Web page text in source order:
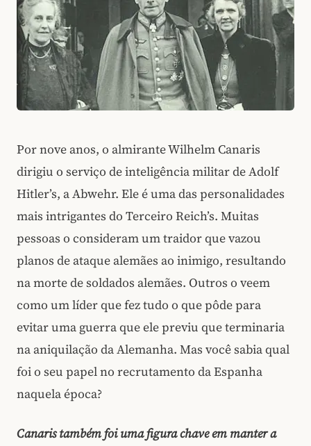
Por nove anos, o almirante Wilhelm Canaris
dirigiu o serviço de inteligência militar de Adolf
Hitler’s, a Abwehr. Ele é uma das personalidades
mais intrigantes do Terceiro Reich’s. Muitas
pessoas o consideram um traidor que vazou
planos de ataque alemães ao inimigo, resultando
na morte de soldados alemães. Outros o veem
como um líder que fez tudo o que pôde para
evitar uma guerra que ele previu que terminaria
na aniquilação da Alemanha. Mas você sabia qual
foi o seu papel no recrutamento da Espanha
naquela época?
Canaris também foi uma figura chave em manter a